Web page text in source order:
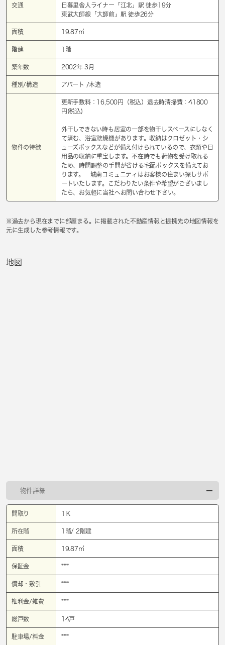
交通
日暮里舎人ライナー「 江北 」駅 徒歩19分
東武大師線「 大師前」駅 徒歩26分
面積 19.87㎡
階建 1階
築年数 2002年 3月
種別/構造 アパート /木造
物件の特徴
更新手数料：16,500円（税込）退去時清掃費：41800
円(税込)
外干しできない時も居室の一部を物干しスペースにしなく
て済む、浴室乾燥機があります。収納はクロゼット・シ
ューズボックスなどが備え付けられているので、衣類や日
用品の収納に重宝します。不在時でも荷物を受け取れる
ため、時間調整の手間が省ける宅配ボックスを備えてお
ります。 城南コミュニティはお客様の住まい探しサポ
ートいたします。こだわりたい条件や希望がございまし
たら、お気軽に当社へお問い合わせ下さい。
※過去から現在までに部屋まる。に掲載された不動産情報と提携先の地図情報を
元に生成した参考情報です。
地図
物件詳細
間取り 1Ｋ
所在階 1階/ 2階建
面積 19.87㎡
保証金 ****
償却・敷引 ****
権利金/雑費 ****
総戸数 14戸
駐車場/料金 ****